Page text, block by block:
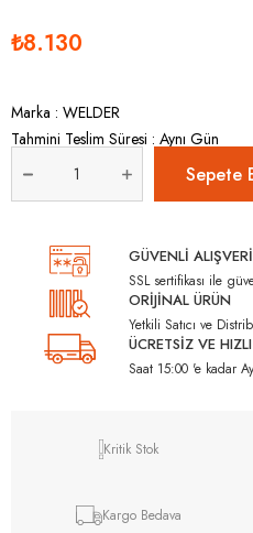
₺8.130
Marka : WELDER
Tahmini Teslim Süresi : Aynı Gün
GÜVENLİ
SSL sertifikası ile
ORİJİNAL ÜRÜN
Yetkili Satıcı ve
ÜCRETSİZ VE
Saat 15:00 'e kadar
Kritik Stok
Kargo Bedava